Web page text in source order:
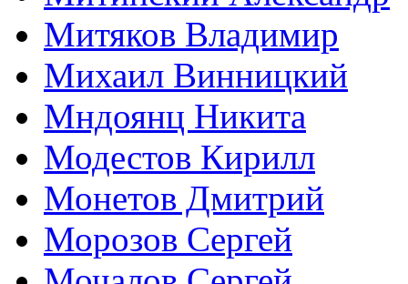
Митяков Владимир
Михаил Винницкий
Мндоянц Никита
Модестов Кирилл
Монетов Дмитрий
Морозов Сергей